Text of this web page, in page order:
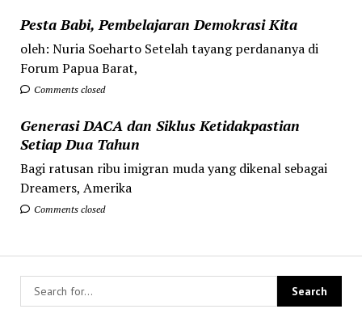
Pesta Babi, Pembelajaran Demokrasi Kita
oleh: Nuria Soeharto Setelah tayang perdananya di
Forum Papua Barat,
Comments closed
Generasi DACA dan Siklus Ketidakpastian
Setiap Dua Tahun
Bagi ratusan ribu imigran muda yang dikenal sebagai
Dreamers, Amerika
Comments closed